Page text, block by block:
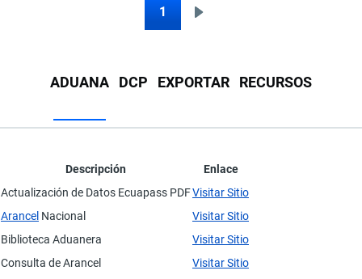
1
ADUANA DCP EXPORTAR RECURSOS
Descripción
Enlace
Actualización de Datos Ecuapass PDFVisitar Sitio
Arancel Nacional
Visitar Sitio
Biblioteca Aduanera
Visitar Sitio
Consulta de Arancel
Visitar Sitio